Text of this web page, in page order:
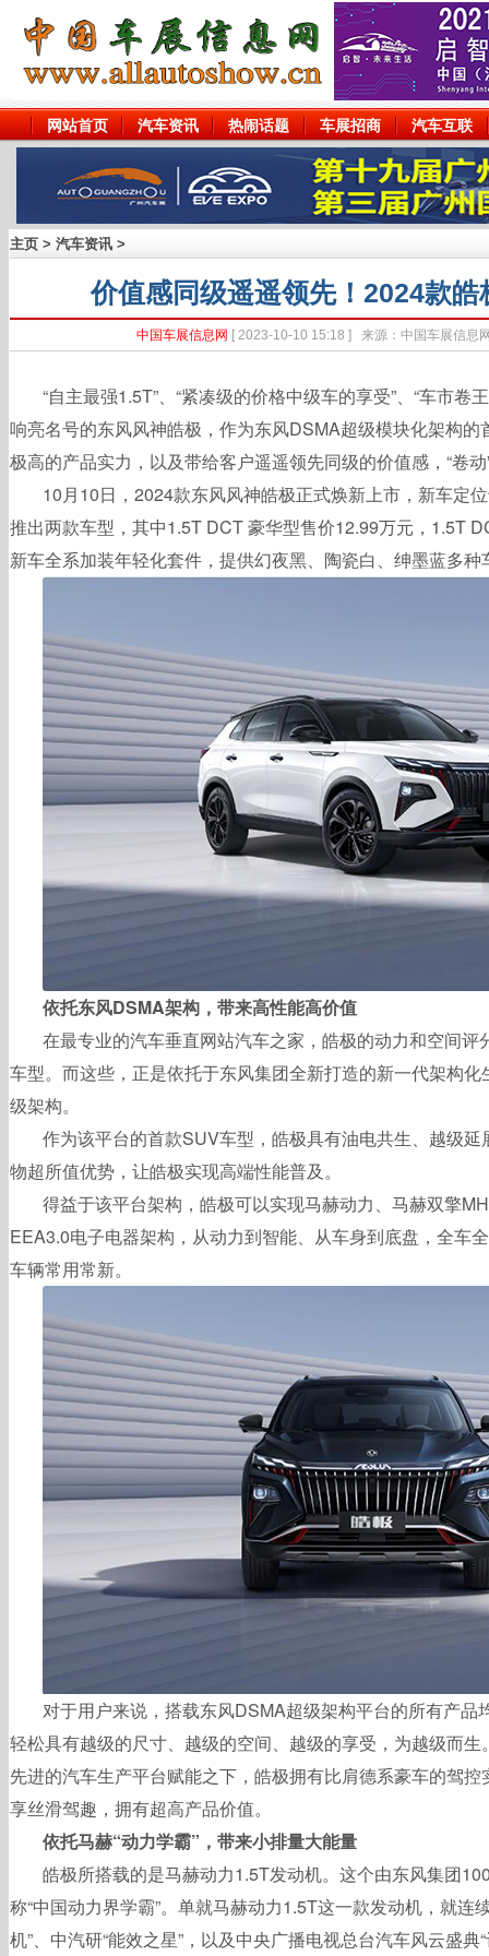
网站首页 汽车资讯 热闹话题 车展招商 汽车互联
主页> 汽车资讯>
价值感同级遥遥领先！2024款皓
中国车展信息网 [ 2023-10-10 15:18 ] 来源：中国车展信
“自主最强1.5T”、“紧凑级的价格中级车的享受”、“车市
响亮名号的东风风神皓极，作为东风DSMA超级模块化架构
极高的产品实力，以及带给客户遥遥领先同级的价值感，“卷
10月10日，2024款东风风神皓极正式焕新上市，新车定
推出两款车型，其中1.5T DCT 豪华型售价12.99万元，1.5T
新车全系加装年轻化套件，提供幻夜黑、陶瓷白、绅墨蓝多种
依托东风DSMA架构，带来高性能高价值
在最专业的汽车垂直网站汽车之家，皓极的动力和空间评
车型。而这些，正是依托于东风集团全新打造的新一代架构
级架构。
作为该平台的首款SUV车型，皓极具有油电共生、越级
物超所值优势，让皓极实现高端性能普及。
得益于该平台架构，皓极可以实现马赫动力、马赫双擎
EEA3.0电子电器架构，从动力到智能、从车身到底盘，全车
车辆常用常新。
对于用户来说，搭载东风DSMA超级架构平台的所有产品
轻松具有越级的尺寸、越级的空间、越级的享受，为越级而
先进的汽车生产平台赋能之下，皓极拥有比肩德系豪车的驾
享丝滑驾趣，拥有超高产品价值。
依托马赫“动力学霸”，带来小排量大能量
皓极所搭载的是马赫动力1.5T发动机。这个由东风集团
称“中国动力界学霸”。单就马赫动力1.5T这一款发动机，就连
机”、中汽研“能效之星”，以及中央广播电视总台汽车风云盛典